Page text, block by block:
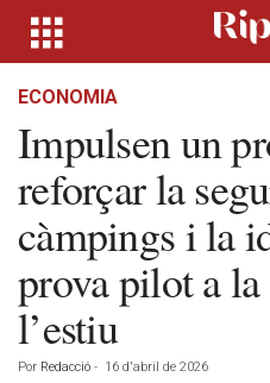
ECONOMIA
Impulsen un
reforçar la
càmpings i la
prova pilot a
l’estiu
Por Redacció - 16 d'abril de 2026